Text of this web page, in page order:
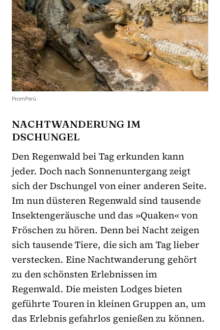
PromPerú
NACHTWANDERUNG IM
DSCHUNGEL
Den Regenwald bei Tag erkunden kann
jeder. Doch nach Sonnenuntergang zeigt
sich der Dschungel von einer anderen Seite.
Im nun düsteren Regenwald sind tausende
Insektengeräusche und das »Quaken« von
Fröschen zu hören. Denn bei Nacht zeigen
sich tausende Tiere, die sich am Tag lieber
verstecken. Eine Nachtwanderung gehört
zu den schönsten Erlebnissen im
Regenwald. Die meisten Lodges bieten
geführte Touren in kleinen Gruppen an, um
das Erlebnis gefahrlos genießen zu können.